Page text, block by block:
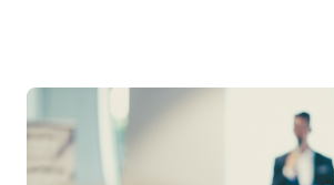
attraverso una piattaforma europea
anche al racconto di esperienze
particolare, è stata condivisa la
CEO di Vitesy, realtà nata a Pordenone che
costruito un percorso di crescita